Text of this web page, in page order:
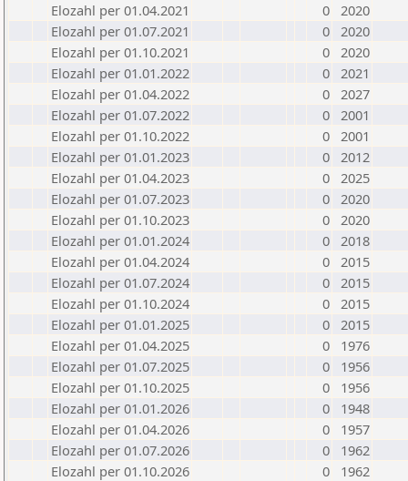
Elozahl per 01.04.2021
0 2020
Elozahl per 01.07.2021
0 2020
Elozahl per 01.10.2021
0 2020
Elozahl per 01.01.2022
0 2021
Elozahl per 01.04.2022
0 2027
Elozahl per 01.07.2022
0 2001
Elozahl per 01.10.2022
0 2001
Elozahl per 01.01.2023
0 2012
Elozahl per 01.04.2023
0 2025
Elozahl per 01.07.2023
0 2020
Elozahl per 01.10.2023
0 2020
Elozahl per 01.01.2024
0 2018
Elozahl per 01.04.2024
0 2015
Elozahl per 01.07.2024
0 2015
Elozahl per 01.10.2024
0 2015
Elozahl per 01.01.2025
0 2015
Elozahl per 01.04.2025
0
1976
Elozahl per 01.07.2025
0
1956
Elozahl per 01.10.2025
0
1956
Elozahl per 01.01.2026
0
1948
Elozahl per 01.04.2026
0
1957
Elozahl per 01.07.2026
0
1962
Elozahl per 01.10.2026
0 1962